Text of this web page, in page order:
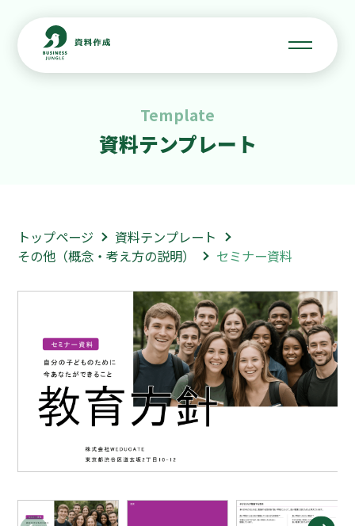
Template
資料テンプレート
トップページ
資料テンプレート
その他（概念・考え方の説明）
セミナー資料